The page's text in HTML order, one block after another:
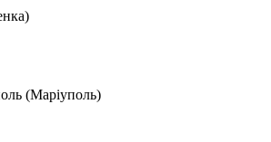
(Маріуполь)